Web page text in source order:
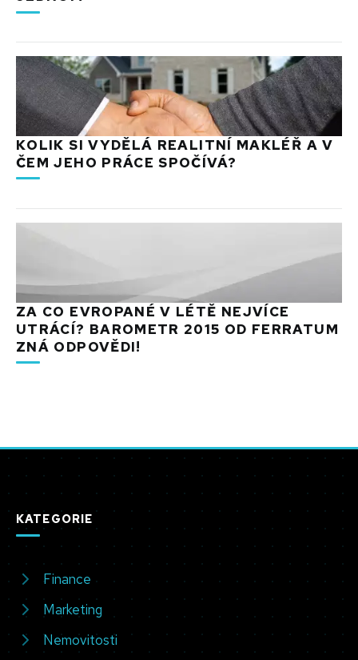
KOLIK SI VYDĚLÁ REALITNÍ MAKLÉŘ A V
ČEM JEHO PRÁCE SPOČÍVÁ?
ZA CO EVROPANÉ V LÉTĚ NEJVÍCE
UTRÁCÍ? BAROMETR 2015 OD FERRATUM
ZNÁ ODPOVĚDI!
KATEGORIE
Finance
Marketing
Nemovitosti